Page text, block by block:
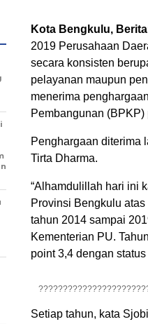
Kota Bengkulu,
2019 Perusahaan
secara konsisten
pelayanan maupun
menerima
Pembangunan
Penghargaan diterima
Tirta Dharma.
“Alhamdulillah hari ini
Provinsi Bengkulu
tahun 2014 sampai
Kementerian PU.
point 3,4 dengan
Setiap tahun, kata